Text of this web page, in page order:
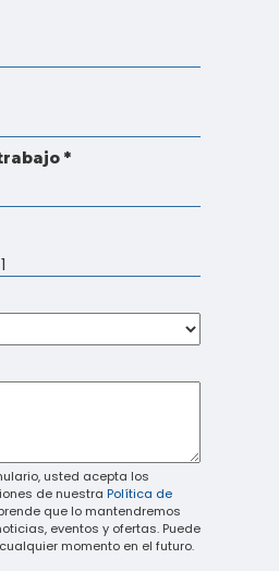
*
usted acepta los
de nuestra Política de
que lo mantendremos
eventos y ofertas. Puede
momento en el futuro.